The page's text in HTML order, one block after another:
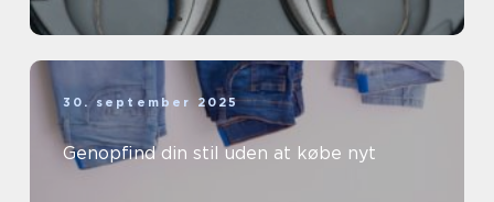
30. september 2025
Genopfind din stil uden at købe nyt